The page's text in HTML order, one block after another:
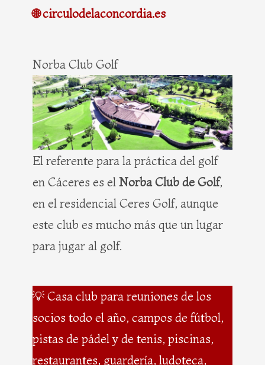
🌐 circulodelaconcordia.es
Norba Club Golf
El referente para la práctica del golf
en Cáceres es el Norba Club de Golf,
en el residencial Ceres Golf, aunque
este club es mucho más que un lugar
para jugar al golf.
💡 Casa club para reuniones de los
socios todo el año, campos de fútbol,
pistas de pádel y de tenis, piscinas,
restaurantes, guardería, ludoteca,